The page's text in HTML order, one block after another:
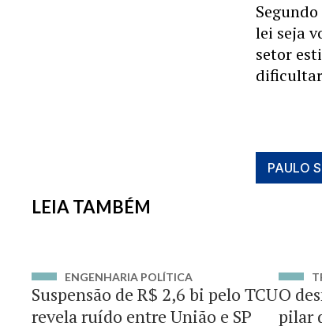
lei seja
setor
PAULO
LEIA TAMBÉM
ENGENHARIA POLÍTICA
Suspensão de R$ 2,6 bi pelo TCU
revela ruído entre União e SP
O
pilar